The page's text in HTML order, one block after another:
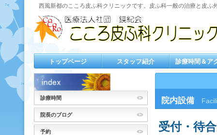
西風新都のこころ皮ふ科クリニックです。皮ふ科一般の治療と皮ふ
院内設備
受付・待
トップページ スタッフ紹介 診療時間＆ア
診療時間
院長のブログ
予約